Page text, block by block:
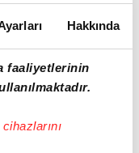
Hakkında
faaliyetlerinin